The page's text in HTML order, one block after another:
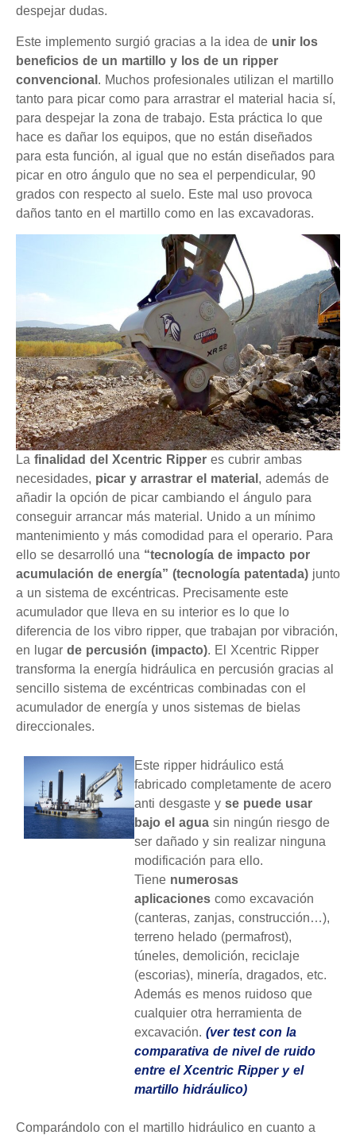
despejar dudas.
Este implemento surgió gracias a la idea de unir los
beneficios de un martillo y los de un ripper
convencional . Muchos profesionales utilizan el martillo
tanto para picar como para arrastrar el material hacia sí,
para despejar la zona de trabajo. Esta práctica lo que
hace es dañar los equipos, que no están diseñados
para esta función, al igual que no están diseñados para
picar en otro ángulo que no sea el perpendicular, 90
grados con respecto al suelo. Este mal uso provoca
daños tanto en el martillo como en las excavadoras.
La finalidad del Xcentric Ripper es cubrir ambas
necesidades, picar y arrastrar el material , además de
añadir la opción de picar cambiando el ángulo para
conseguir arrancar más material. Unido a un mínimo
mantenimiento y más comodidad para el operario. Para
ello se desarrolló una “tecnología de impacto por
acumulación de energía” (tecnología patentada) junto
a un sistema de excéntricas. Precisamente este
acumulador que lleva en su interior es lo que lo
diferencia de los vibro ripper, que trabajan por vibración,
en lugar de percusión (impacto). El Xcentric Ripper
transforma la energía hidráulica en percusión gracias al
sencillo sistema de excéntricas combinadas con el
acumulador de energía y unos sistemas de bielas
direccionales.
Este ripper hidráulico está
fabricado completamente de acero
anti desgaste yse puede usar
bajo el agua sin ningún riesgo de
ser dañado y sin realizar ninguna
modificación para ello.
Tiene numerosas
aplicaciones como excavación
(canteras, zanjas, construcción…),
terreno helado (permafrost),
túneles, demolición, reciclaje
(escorias), minería, dragados, etc.
Además es menos ruidoso que
cualquier otra herramienta de
excavación.(ver test con la
comparativa de nivel de ruido
entre el Xcentric Ripper y el
martillo hidráulico)
Comparándolo con el martillo hidráulico en cuanto a